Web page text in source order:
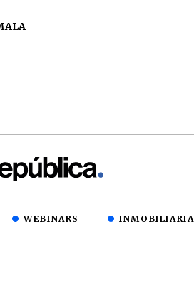
WEBINARS INMOBILIARIA